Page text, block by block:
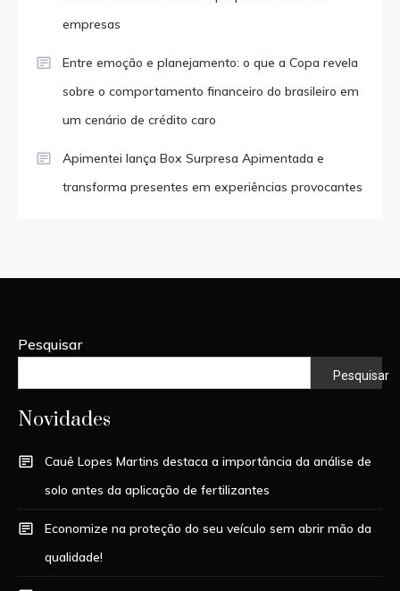
empresas
Entre emoção e planejamento: o que a Copa revela
sobre o comportamento financeiro do brasileiro em
um cenário de crédito caro
Apimentei lança Box Surpresa Apimentada e
transforma presentes em experiências provocantes
Pesquisar
Pesquisar
Novidades
Cauê Lopes Martins destaca a importância da análise de
solo antes da aplicação de fertilizantes
Economize na proteção do seu veículo sem abrir mão da
qualidade!